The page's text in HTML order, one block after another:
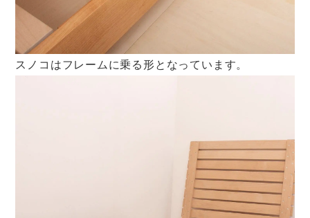
スノコはフレームに乗る形となっています。